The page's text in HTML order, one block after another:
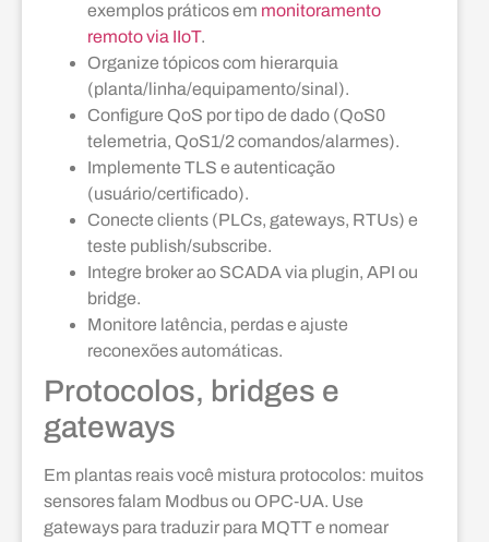
exemplos práticos em monitoramento
remoto via IIoT.
Organize tópicos com hierarquia
(planta/linha/equipamento/sinal).
Configure QoS por tipo de dado (QoS0
telemetria, QoS1/2 comandos/alarmes).
Implemente TLS e autenticação
(usuário/certificado).
Conecte clients (PLCs, gateways, RTUs) e
teste publish/subscribe.
Integre broker ao SCADA via plugin, API ou
bridge.
Monitore latência, perdas e ajuste
reconexões automáticas.
Protocolos, bridges e
gateways
Em plantas reais você mistura protocolos: muitos
sensores falam Modbus ou OPC‑UA. Use
gateways para traduzir para MQTT e nomear